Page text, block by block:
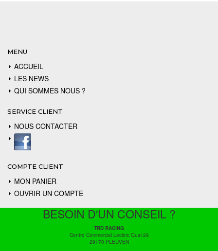
MENU
ACCUEIL
LES NEWS
QUI SOMMES NOUS ?
SERVICE CLIENT
NOUS CONTACTER
COMPTE CLIENT
MON PANIER
OUVRIR UN COMPTE
BESOIN D'UN CONSEIL ?
TRD RACING
Centre Commercial Leclerc Quai 29
29170 PLEUVEN